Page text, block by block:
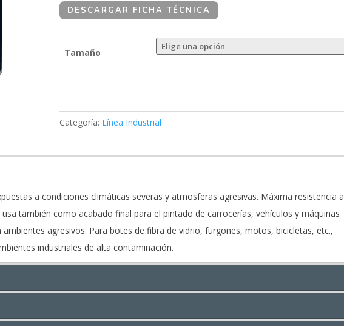
DESCARGAR FICHA TÉCNICA
Tamaño
Categoría: Línea Industrial
a condiciones climáticas severas y atmosferas agresivas. Máxima resistencia a
también como acabado final para el pintado de carrocerías, vehículos y máquinas
agresivos. Para botes de fibra de vidrio, furgones, motos, bicicletas, etc.,
industriales de alta contaminación.